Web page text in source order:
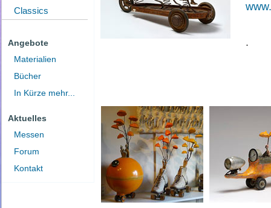
Classics
Angebote
Materialien
Bücher
In Kürze mehr...
Aktuelles
Messen
Forum
Kontakt
.